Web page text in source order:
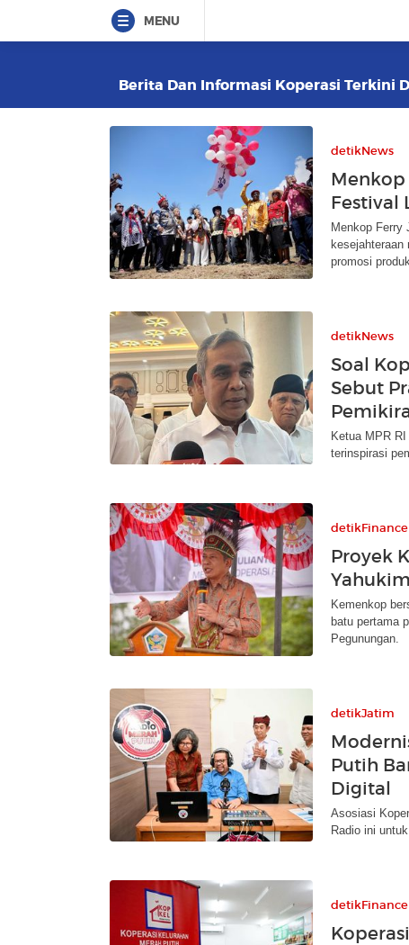
MENU
Berita Dan Informasi Koperasi Terkini
detikNews
Menkop
Festival
Menkop Ferry
promosi
detikNews
Soal
Sebut
Ketua MPR
terinspirasi
detikFinance
Proyek
Kemenkop
batu pertama
Pegunungan.
detikJatim
Putih
Digital
Asosiasi
Radio ini
detikFinance